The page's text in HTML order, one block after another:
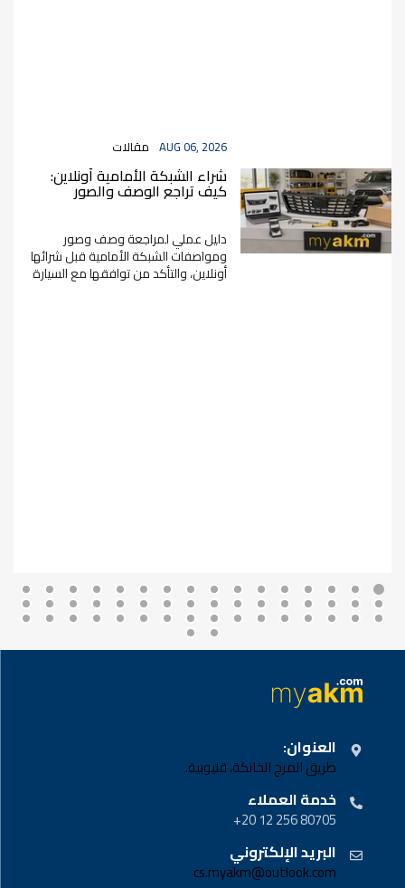
AUG 06, 2026 مقالات
شراء الشبكة الأمامية أونلاين:
كيف تراجع الوصف والصور
والمواصفات قبل الطلب؟
دليل عملي لمراجعة وصف وصور
ومواصفات الشبكة الأمامية قبل شرائها
أونلاين، والتأكد من توافقها مع السيارة
العنوان:
طريق المرج الخانكة، قليوبية.
خدمة العملاء
80705 256 12 20+
البريد الإلكتروني
cs.myakm@outlook.com